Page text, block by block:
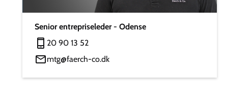
Senior entrepriseleder - Odense
20 90 13 52
mtg@faerch-co.dk